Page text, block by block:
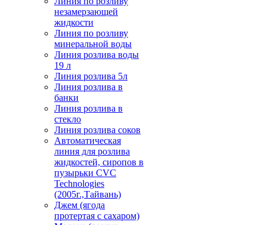
незамерзающей
жидкости
Линия по розливу
минеральной воды
Линия розлива воды
19 л
Линия розлива 5л
Линия розлива в
банки
Линия розлива в
стекло
Линия розлива соков
Автоматическая
линия для розлива
жидкостей, сиропов в
пузырьки CVC
Technologies
(2005г.,Тайвань)
Джем (ягода
протертая с сахаром)